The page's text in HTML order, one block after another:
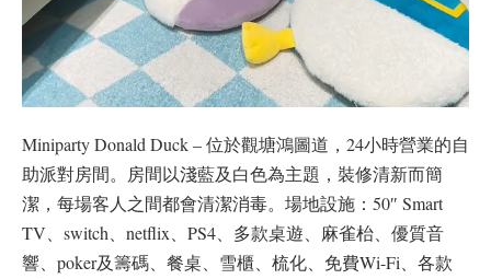
Miniparty Donald Duck – 位於觀塘鴻圖道，24小時營業的自
助派對房間。房間以淺藍及白色為主題，裝修清新而簡
潔，每場客人之間都會清潔消毒。場地設施：50″ Smart
TV、switch、netflix、PS4、多款桌遊、麻雀枱、優質音
響、poker及籌碼、餐桌、雪櫃、梳化、免費Wi-Fi、各款